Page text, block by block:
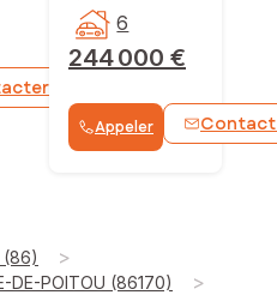
244 000 €
6
Appeler
(86) >
DE-POITOU (86170) >